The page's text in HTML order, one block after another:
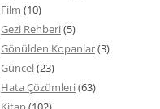
Film (10)
Gezi Rehberi(5)
Gönülden Kopanlar(3)
Güncel(23)
Hata Çözümleri(63)